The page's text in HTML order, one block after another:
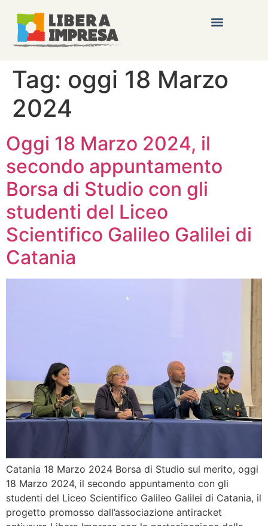
Tag: oggi 18 Marzo
2024
Oggi 18 Marzo 2024, il
secondo appuntamento
Borsa di Studio con gli
studenti del Liceo
Scientifico Galileo Galilei di
Catania
Catania 18 Marzo 2024 Borsa di Studio sul merito, oggi
18 Marzo 2024, il secondo appuntamento con gli
studenti del Liceo Scientifico Galileo Galilei di Catania, il
progetto promosso dall’associazione antiracket